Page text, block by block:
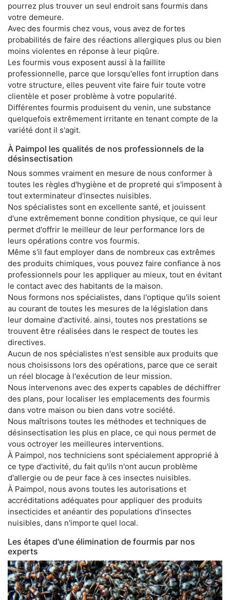
pourrez plus trouver un seul endroit sans fourmis dans
votre demeure.
Avec des fourmis chez vous, vous avez de fortes
probabilités de faire des réactions allergiques plus ou bien
moins violentes en réponse à leur piqûre.
Les fourmis vous exposent aussi à la faillite
professionnelle, parce que lorsqu'elles font irruption dans
votre structure, elles peuvent vite faire fuir toute votre
clientèle et poser problème à votre popularité.
Différentes fourmis produisent du venin, une substance
quelquefois extrêmement irritante en tenant compte de la
variété dont il s'agit.
À Paimpol les qualités de nos professionnels de la
désinsectisation
Nous sommes vraiment en mesure de nous conformer à
toutes les règles d'hygiène et de propreté qui s'imposent à
tout exterminateur d'insectes nuisibles.
Nos spécialistes sont en excellente santé, et jouissent
d'une extrêmement bonne condition physique, ce qui leur
permet d'offrir le meilleur de leur performance lors de
leurs opérations contre vos fourmis.
Même s'il faut employer dans de nombreux cas extrêmes
des produits chimiques, vous pouvez faire confiance à nos
professionnels pour les appliquer au mieux, tout en évitant
le contact avec des habitants de la maison.
Nous formons nos spécialistes, dans l'optique qu'ils soient
au courant de toutes les mesures de la législation dans
leur domaine d'activité. ainsi, toutes nos prestations se
trouvent être réalisées dans le respect de toutes les
directives.
Aucun de nos spécialistes n'est sensible aux produits que
nous choisissons lors des opérations, parce que ce serait
un réel blocage à l'exécution de leur mission.
Nous intervenons avec des experts capables de déchiffrer
des plans, pour localiser les emplacements des fourmis
dans votre maison ou bien dans votre société.
Nous maîtrisons toutes les méthodes et techniques de
désinsectisation les plus en place, ce qui nous permet de
vous octroyer les meilleures interventions.
À Paimpol, nos techniciens sont spécialement approprié à
ce type d'activité, du fait qu'ils n'ont aucun problème
d'allergie ou de peur face à ces insectes nuisibles.
À Paimpol, nous avons toutes les autorisations et
accréditations adéquates pour appliquer des produits
insecticides et anéantir des populations d'insectes
nuisibles, dans n'importe quel local.
Les étapes d'une élimination de fourmis par nos
experts